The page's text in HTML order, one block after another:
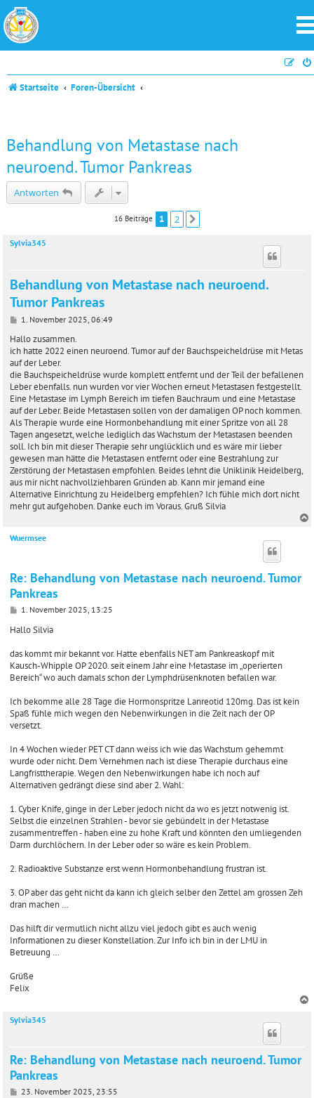
Startseite Foren-Übersicht
Behandlung von Metastase nach
neuroend. Tumor Pankreas
Antworten
16 Beiträge 1 2
Sylvia345
Behandlung von Metastase nach neuroend.
Tumor Pankreas
B
i
t
r
a
g
1. November 2025, 06:49
Hallo zusammen.
ich hatte 2022 einen neuroend. Tumor auf der Bauchspeicheldrüse mit Metas
auf der Leber.
die Bauchspeicheldrüse wurde komplett entfernt und der Teil der befallenen
Leber ebenfalls. nun wurden vor vier Wochen erneut Metastasen festgestellt.
Eine Metastase im Lymph Bereich im tiefen Bauchraum und eine Metastase
auf der Leber. Beide Metastasen sollen von der damaligen OP noch kommen.
Als Therapie wurde eine Hormonbehandlung mit einer Spritze von all 28
Tagen angesetzt, welche lediglich das Wachstum der Metastasen beenden
soll. Ich bin mit dieser Therapie sehr unglücklich und es wäre mir lieber
gewesen man hätte die Metastasen entfernt oder eine Bestrahlung zur
Zerstörung der Metastasen empfohlen. Beides lehnt die Uniklinik Heidelberg,
aus mir nicht nachvollziehbaren Gründen ab. Kann mir jemand eine
Alternative Einrichtung zu Heidelberg empfehlen? Ich fühle mich dort nicht
mehr gut aufgehoben. Danke euch im Voraus. Gruß Silvia
Wuermsee
Re: Behandlung von Metastase nach neuroend. Tumor
Pankreas
B
i
a
g
1. November 2025, 13:25
Hallo Silvia
das kommt mir bekannt vor. Hatte ebenfalls NET am Pankreaskopf mit
Kausch-Whipple OP 2020. seit einem Jahr eine Metastase im „operierten
Bereich“ wo auch damals schon der Lymphdrüsenknoten befallen war.
Ich bekomme alle 28 Tage die Hormonspritze Lanreotid 120mg. Das ist kein
Spaß fühle mich wegen den Nebenwirkungen in die Zeit nach der OP
versetzt.
In 4 Wochen wieder PET CT dann weiss ich wie das Wachstum gehemmt
wurde oder nicht. Dem Vernehmen nach ist diese Therapie durchaus eine
Langfristtherapie. Wegen den Nebenwirkungen habe ich noch auf
Alternativen gedrängt diese sind aber 2. Wahl:
1. Cyber Knife, ginge in der Leber jedoch nicht da wo es jetzt notwenig ist.
Selbst die einzelnen Strahlen - bevor sie gebündelt in der Metastase
zusammentreffen - haben eine zu hohe Kraft und könnten den umliegenden
Darm durchlöchern. In der Leber oder so wäre es kein Problem.
2. Radioaktive Substanze erst wenn Hormonbehandlung frustran ist.
3. OP aber das geht nicht da kann ich gleich selber den Zettel am grossen Zeh
dran machen …
Das hilft dir vermutlich nicht allzu viel jedoch gibt es auch wenig
Informationen zu dieser Konstellation. Zur Info ich bin in der LMU in
Betreuung …
Grüße
Felix
Sylvia345
Re: Behandlung von Metastase nach neuroend. Tumor
Pankreas
B23. November 2025, 23:55